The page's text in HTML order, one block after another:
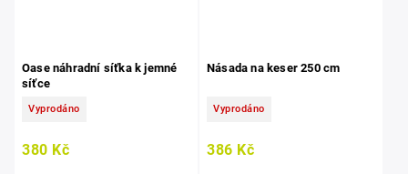
Oase náhradní síťka k jemné
síťce
Vyprodáno
380 Kč
Násada na keser 250 cm
Vyprodáno
386 Kč